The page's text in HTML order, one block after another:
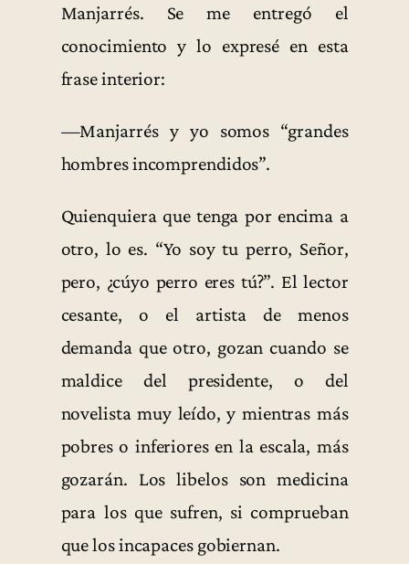
Manjarrés. Se me entregó el
conocimiento y lo expresé en esta
frase interior:
—Manjarrés y yo somos “grandes
hombres incomprendidos”.
Quienquiera que tenga por encima a
otro, lo es. “Yo soy tu perro, Señor,
pero, ¿cúyo perro eres tú?”. El lector
cesante, o el artista de menos
demanda que otro, gozan cuando se
maldice del presidente, o del
novelista muy leído, y mientras más
pobres o inferiores en la escala, más
gozarán. Los libelos son medicina
para los que sufren, si comprueban
que los incapaces gobiernan.